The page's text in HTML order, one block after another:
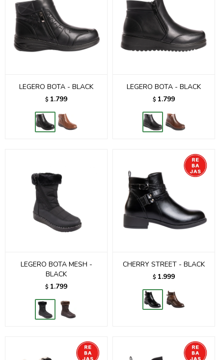
LEGERO BOTA - BLACK
$ 1.799
LEGERO BOTA - BLACK
$ 1.799
LEGERO BOTA MESH -
BLACK
$ 1.799
CHERRY STREET - BLACK
$ 1.999